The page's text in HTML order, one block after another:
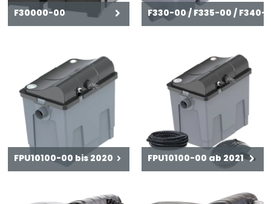
F30000-00 F330-00 / F335-00 / F340-
FPU10100-00 bis 2020 FPU10100-00 ab 2021